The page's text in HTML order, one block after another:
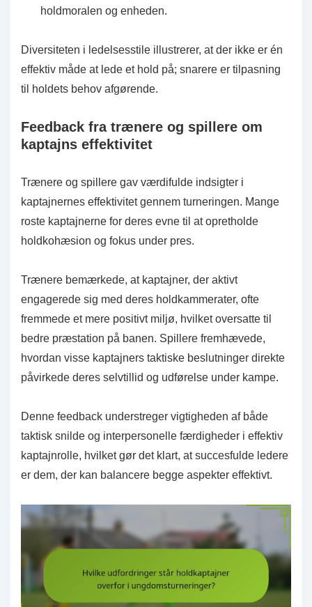
holdmoralen og enheden.
Diversiteten i ledelsesstile illustrerer, at der ikke er én
effektiv måde at lede et hold på; snarere er tilpasning
til holdets behov afgørende.
Feedback fra trænere og spillere om
kaptajns effektivitet
Trænere og spillere gav værdifulde indsigter i
kaptajnernes effektivitet gennem turneringen. Mange
roste kaptajnerne for deres evne til at opretholde
holdkohæsion og fokus under pres.
Trænere bemærkede, at kaptajner, der aktivt
engagerede sig med deres holdkammerater, ofte
fremmede et mere positivt miljø, hvilket oversatte til
bedre præstation på banen. Spillere fremhævede,
hvordan visse kaptajners taktiske beslutninger direkte
påvirkede deres selvtillid og udførelse under kampe.
Denne feedback understreger vigtigheden af både
taktisk snilde og interpersonelle færdigheder i effektiv
kaptajnrolle, hvilket gør det klart, at succesfulde ledere
er dem, der kan balancere begge aspekter effektivt.